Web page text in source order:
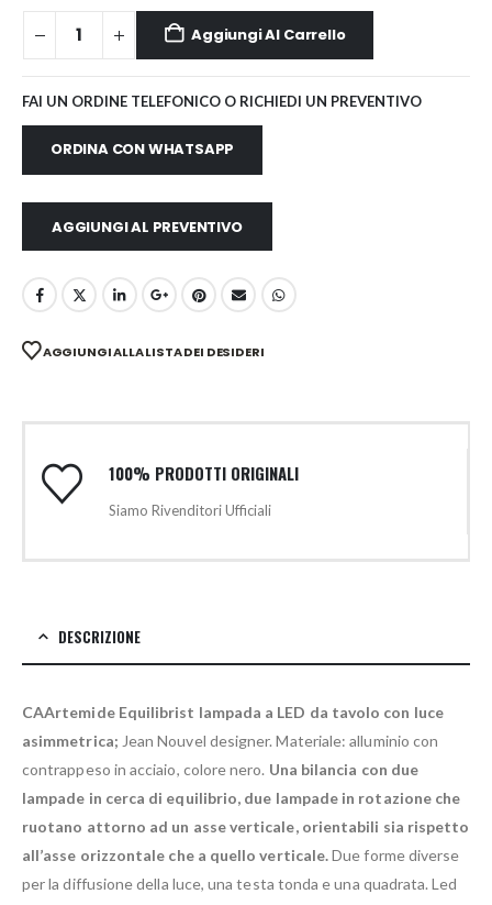
Aggiungi Al Carrello
FAI UN ORDINE TELEFONICO O RICHIEDI UN PREVENTIVO
ORDINA CON WHATSAPP
AGGIUNGI AL PREVENTIVO
AGGIUNGI ALLA LISTA DEI DESIDERI
100% PRODOTTI ORIGINALI
Siamo Rivenditori Ufficiali
DESCRIZIONE
CAArtemide Equilibrist lampada a LED da tavolo con luce
asimmetrica; Jean Nouvel designer. Materiale: alluminio con
contrappeso in acciaio, colore nero. Una bilancia con due
lampade in cerca di equilibrio, due lampade in rotazione che
ruotano attorno ad un asse verticale, orientabili sia rispetto
all’asse orizzontale che a quello verticale.Due forme diverse
per la diffusione della luce, una testa tonda e una quadrata. Led